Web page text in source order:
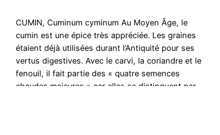
CUMIN, Cuminum cyminum Au Moyen Âge, le
cumin est une épice très appréciée. Les graines
étaient déjà utilisées durant l’Antiquité pour ses
vertus digestives. Avec le carvi, la coriandre et le
fenouil, il fait partie des « quatre semences
chaudes majeures » car elles se distinguent par